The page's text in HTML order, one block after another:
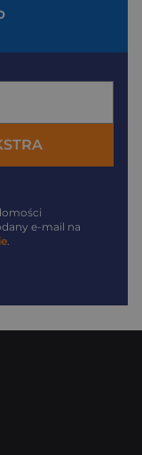
e-mail na